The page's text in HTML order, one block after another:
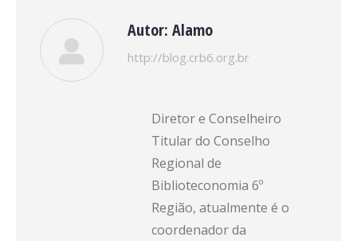
Autor: Alamo
http://blog.crb6.org.br
Diretor e Conselheiro
Titular do Conselho
Regional de
Biblioteconomia 6º
Região, atualmente é o
coordenador da